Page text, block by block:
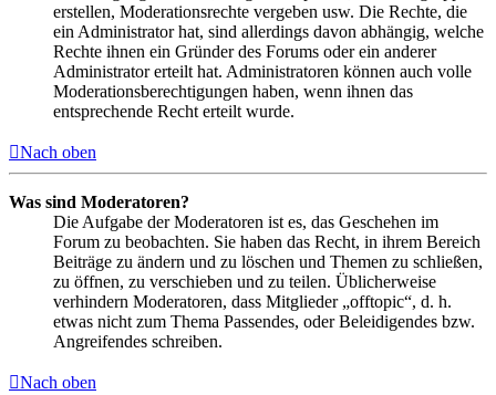
erstellen, Moderationsrechte vergeben usw. Die Rechte, die
ein Administrator hat, sind allerdings davon abhängig, welche
Rechte ihnen ein Gründer des Forums oder ein anderer
Administrator erteilt hat. Administratoren können auch volle
Moderationsberechtigungen haben, wenn ihnen das
entsprechende Recht erteilt wurde.
Nach oben
Was sind Moderatoren?
Die Aufgabe der Moderatoren ist es, das Geschehen im
Forum zu beobachten. Sie haben das Recht, in ihrem Bereich
Beiträge zu ändern und zu löschen und Themen zu schließen,
zu öffnen, zu verschieben und zu teilen. Üblicherweise
verhindern Moderatoren, dass Mitglieder „offtopic“, d. h.
etwas nicht zum Thema Passendes, oder Beleidigendes bzw.
Angreifendes schreiben.
Nach oben